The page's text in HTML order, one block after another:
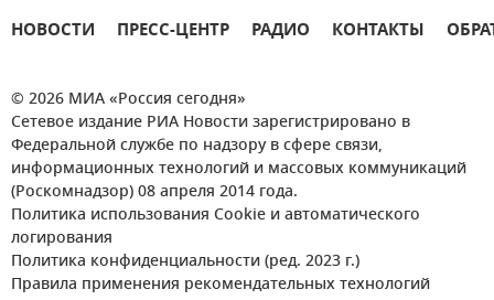
НОВОСТИ ПРЕСС-ЦЕНТР РАДИО КОНТАКТЫ
© 2026 МИА «Россия сегодня»
Сетевое издание РИА Новости зарегистрировано в
Федеральной службе по надзору в сфере связи,
информационных технологий и массовых коммуникаций
(Роскомнадзор) 08 апреля 2014 года.
Политика использования Cookie и автоматического
логирования
Политика конфиденциальности (ред. 2023 г.)
Правила применения рекомендательных технологий